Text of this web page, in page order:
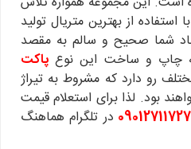
از بهترین متریال تولید
شما صحیح و سالم به مقصد
چاپ و ساخت این نوع پاکت‌
رو دارد که مشروط به تیراژ
بود. لذا برای استعلام قیمت
09012711727 در تلگرام هماهنگ